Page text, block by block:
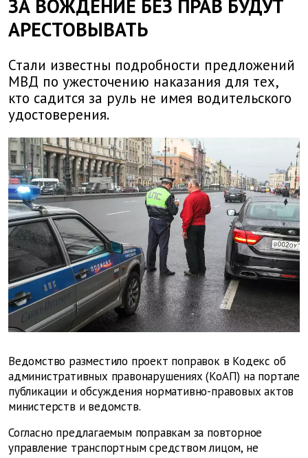
ЗА ВОЖДЕНИЕ БЕЗ ПРАВ БУДУТ
АРЕСТОВЫВАТЬ
Стали известны подробности предложений
МВД по ужесточению наказания для тех,
кто садится за руль не имея водительского
удостоверения.
Ведомство разместило проект поправок в Кодекс об
административных правонарушениях (КоАП) на портале
публикации и обсуждения нормативно-правовых актов
министерств и ведомств.
Согласно предлагаемым поправкам за повторное
управление транспортным средством лицом, не